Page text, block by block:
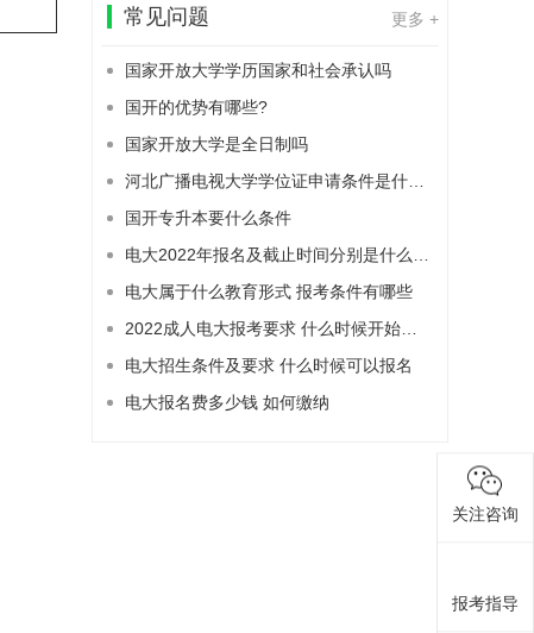
常见问题 更多 +
国家开放大学学历国家和社会承认吗
国开的优势有哪些?
国家开放大学是全日制吗
河北广播电视大学学位证申请条件是什么？
国开专升本要什么条件
电大2022年报名及截止时间分别是什么时候
电大属于什么教育形式 报考条件有哪些
2022成人电大报考要求 什么时候开始报名
电大招生条件及要求 什么时候可以报名
电大报名费多少钱 如何缴纳
关注咨询
报考指导